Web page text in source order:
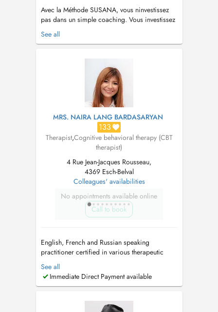
Avec la Méthode SUSANA, vous ninvestissez
pas dans un simple coaching. Vous investissez
en vous, pour retrouver votre juste place et
redevenir pleinement vous-même. Jaide les
porter pour les autres à retrouver leur juste
place, leur confiance, leur équili...
See all
MRS. NAIRA LANG BARDASARYAN
133
Therapist,Cognitive behavioral therapy (CBT
therapist)
4 Rue Jean-Jacques Rousseau,
4369 Esch-Belval
Colleagues' availabilities
No appointments available online
Call to book
English, French and Russian speaking
practitioner certified in various therapeutic
techniques as Emotional Freedom Technique ,
Cognitive Behavioral Therapy , Neurotherapy .
I offer home based visits for children and
languages as French, English or Ru...
See all
Immediate Direct Payment available